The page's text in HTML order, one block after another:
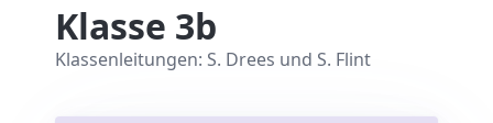
Klasse 3b
Klassenleitungen: S. Drees und S. Flint